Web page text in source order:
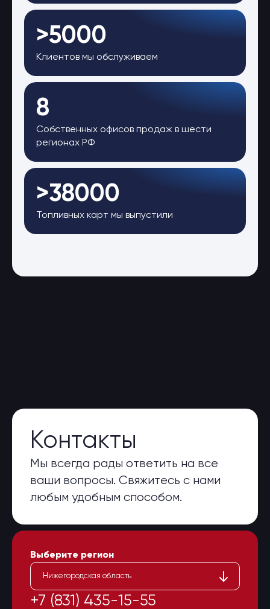
>5000
Клиентов мы обслуживаем
8
Собственных офисов продаж в шести
регионах РФ
>38000
Топливных карт мы выпустили
Контакты
Мы всегда рады ответить на все
ваши вопросы. Свяжитесь с нами
любым удобным способом.
Выберите регион
Нижегородская область
+7 (831) 435-15-55